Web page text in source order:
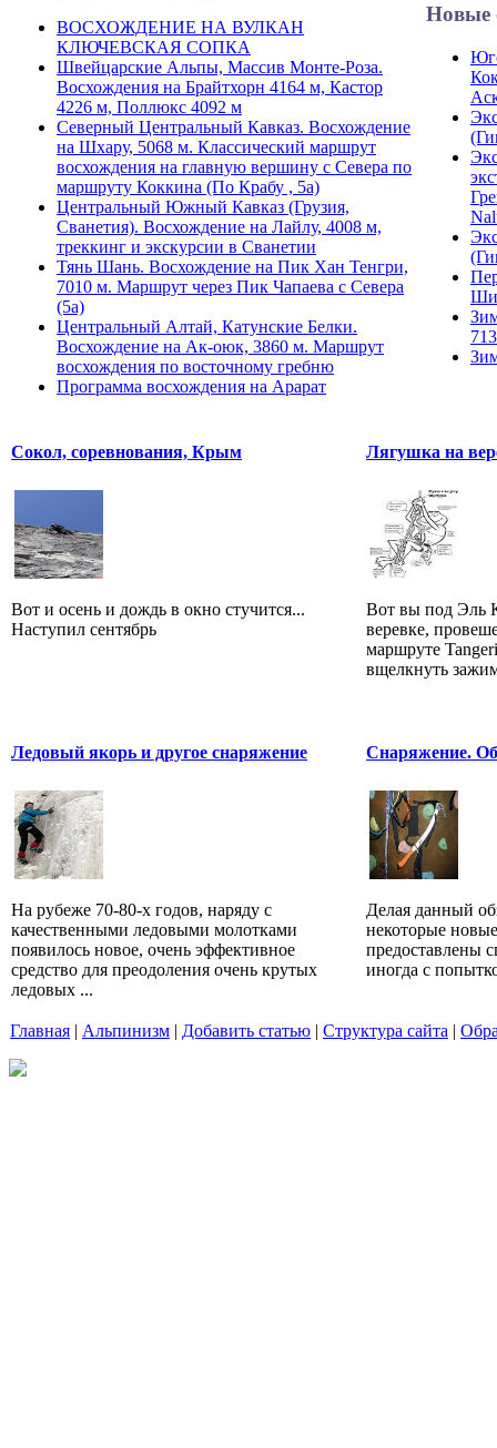
ВОСХОЖДЕНИЕ НА ВУЛКАН
КЛЮЧЕВСКАЯ СОПКА
Швейцарские Альпы, Массив Монте-Роза.
Восхождения на Брайтхорн 4164 м, Кастор
4226 м, Поллюкс 4092 м
Северный Центральный Кавказ. Восхождение
на Шхару, 5068 м. Классический маршрут
восхождения на главную вершину с Севера по
маршруту Коккина (По Крабу , 5а)
Центральный Южный Кавказ (Грузия,
Сванетия). Восхождение на Лайлу, 4008 м,
треккинг и экскурсии в Сванетии
Тянь Шань. Восхождение на Пик Хан Тенгри,
7010 м. Маршрут через Пик Чапаева с Севера
(5а)
Центральный Алтай, Катунские Белки.
Восхождение на Ак-оюк, 3860 м. Маршрут
восхождения по восточному гребню
Программа восхождения на Арарат
Новые
Сокол, соревнования, Крым
Вот и осень и дождь в окно стучится...
Наступил сентябрь
Лягушка на
Вот вы под Эль
веревке,
маршруте
вщелкнуть
Ледовый якорь и другое снаряжение
На рубеже 70-80-х годов, наряду с
качественными ледовыми молотками
появилось новое, очень эффективное
средство для преодоления очень крутых
ледовых ...
Снаряжение.
Делая данный
некоторые
предоставлены
иногда с
Главная | Альпинизм | Добавить статью | Структура сайта |